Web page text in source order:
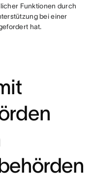
Funktionen durch
bei einer
hat.